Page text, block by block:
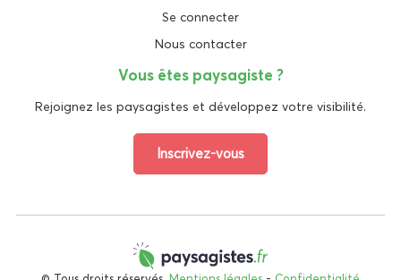
Se connecter
Nous contacter
Vous êtes paysagiste ?
Rejoignez les paysagistes et développez votre visibilité.
Inscrivez-vous